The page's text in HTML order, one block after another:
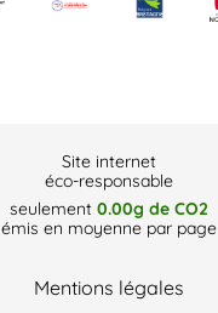
Site internet
éco-responsable
seulement 0.00g de CO2
émis en moyenne par page
Mentions légales